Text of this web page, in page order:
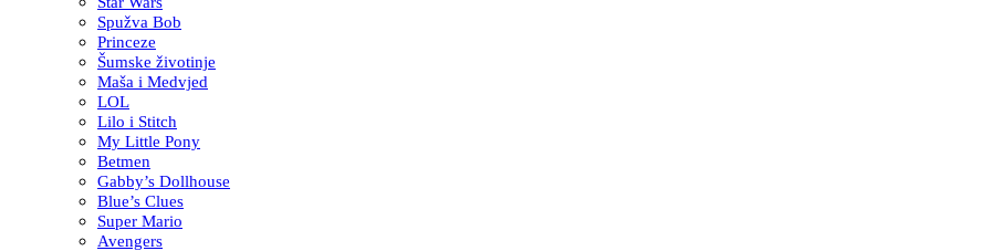
Spužva Bob
Princeze
Šumske životinje
Maša i Medvjed
LOL
Lilo i Stitch
My Little Pony
Betmen
Gabby’s Dollhouse
Blue’s Clues
Super Mario
Avengers